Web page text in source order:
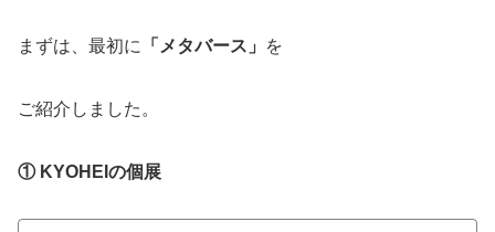
まずは、最初に 「メタバース」 を
ご紹介しました。
① KYOHEIの個展